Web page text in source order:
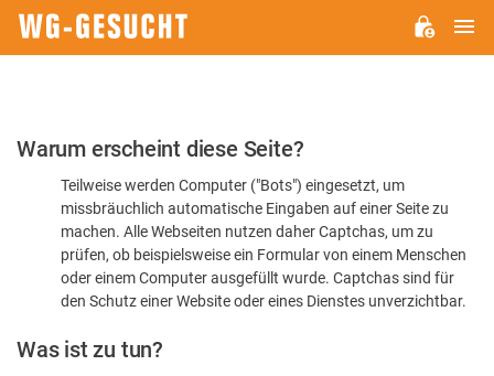
Bitte
dass
sind
Warum erscheint diese Seite?
Teilweise werden Computer ("Bots") eingesetzt, um
missbräuchlich automatische Eingaben auf einer Seite zu
machen. Alle Webseiten nutzen daher Captchas, um zu
prüfen, ob beispielsweise ein Formular von einem Menschen
oder einem Computer ausgefüllt wurde. Captchas sind für
den Schutz einer Website oder eines Dienstes unverzichtbar.
Was ist zu tun?